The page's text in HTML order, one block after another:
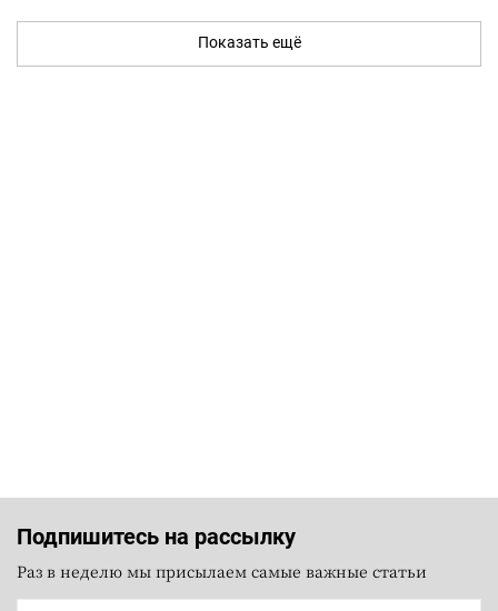
Показать ещё
Подпишитесь на рассылку
Раз в неделю мы присылаем самые важные статьи